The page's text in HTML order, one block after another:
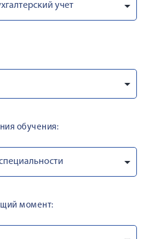
обучения:
момент: